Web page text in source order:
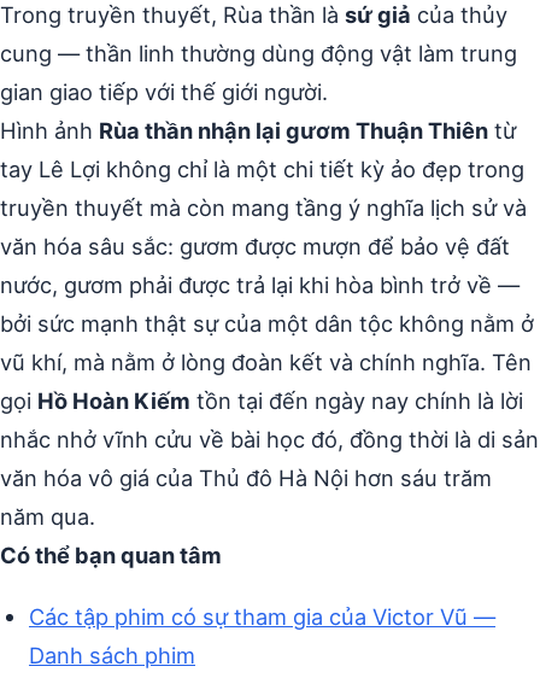
Trong truyền thuyết, Rùa thần là sứ giả của thủy
cung — thần linh thường dùng động vật làm trung
gian giao tiếp với thế giới người.
Hình ảnh Rùa thần nhận lại gươm Thuận Thiên từ
tay Lê Lợi không chỉ là một chi tiết kỳ ảo đẹp trong
truyền thuyết mà còn mang tầng ý nghĩa lịch sử và
văn hóa sâu sắc: gươm được mượn để bảo vệ đất
nước, gươm phải được trả lại khi hòa bình trở về —
bởi sức mạnh thật sự của một dân tộc không nằm ở
vũ khí, mà nằm ở lòng đoàn kết và chính nghĩa. Tên
gọi Hồ Hoàn Kiếm tồn tại đến ngày nay chính là lời
nhắc nhở vĩnh cửu về bài học đó, đồng thời là di sản
văn hóa vô giá của Thủ đô Hà Nội hơn sáu trăm
năm qua.
Có thể bạn quan tâm
Các tập phim có sự tham gia của Victor Vũ —
Danh sách phim